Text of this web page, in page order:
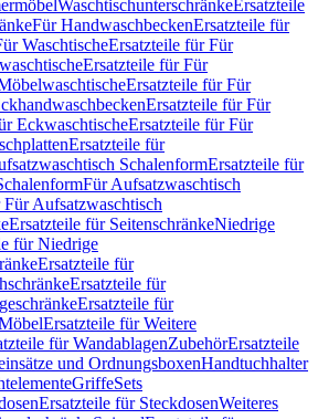
WaschtischunterschränkeErsatzteile
Für HandwaschbeckenErsatzteile für
WaschtischeErsatzteile für Für
Ersatzteile für Für
Ersatzteile für Für
Ersatzteile für Für
EckwaschtischeErsatzteile für Für
Ersatzteile für
SchalenformErsatzteile für
Für Aufsatzwaschtisch
Aufsatzwaschtisch
Ersatzteile für SeitenschränkeNiedrige
für Niedrige
Ersatzteile für
Ersatzteile für
Ersatzteile für
Ersatzteile für Weitere
für WandablagenZubehörErsatzteile
und OrdnungsboxenHandtuchhalter
GriffeSets
Ersatzteile für SteckdosenWeiteres